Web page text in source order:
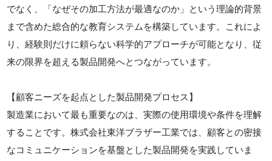
でなく、「なぜその加工方法が最適なのか」という理論的背景
まで含めた総合的な教育システムを構築しています。これによ
り、経験則だけに頼らない科学的アプローチが可能となり、従
来の限界を超える製品開発へとつながっています。
【顧客ニーズを起点とした製品開発プロセス】
製造業において最も重要なのは、実際の使用環境や条件を理解
することです。株式会社東洋ブラザー工業では、顧客との密接
なコミュニケーションを基盤とした製品開発を実践していま